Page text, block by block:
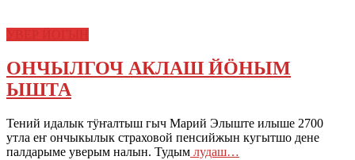
ОНЧЫЛГОЧ АКЛАШ ЙӦНЫМ
ЫШТА
Тений идалык тӱҥалтыш гыч Марий Элыште илыше 2700
утла еҥ ончыкылык страховой пенсийжын кугытшо дене
палдарыме уверым налын. Тудым лудаш…